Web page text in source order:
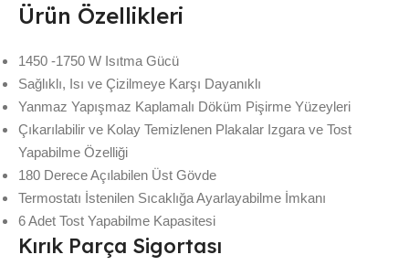
Ürün Özellikleri
1450 -1750 W Isıtma Gücü
Sağlıklı, Isı ve Çizilmeye Karşı Dayanıklı
Yanmaz Yapışmaz Kaplamalı Döküm Pişirme Yüzeyleri
Çıkarılabilir ve Kolay Temizlenen Plakalar Izgara ve Tost
Yapabilme Özelliği
180 Derece Açılabilen Üst Gövde
Termostatı İstenilen Sıcaklığa Ayarlayabilme İmkanı
6 Adet Tost Yapabilme Kapasitesi
Kırık Parça Sigortası